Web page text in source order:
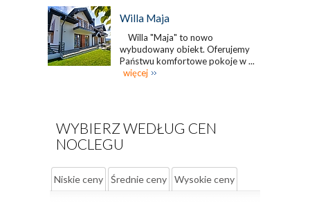
Willa Maja
Willa "Maja" to nowo
wybudowany obiekt. Oferujemy
Państwu komfortowe pokoje w ...
więcej
WYBIERZ WEDŁUG CEN
NOCLEGU
Niskie ceny Średnie ceny Wysokie ceny